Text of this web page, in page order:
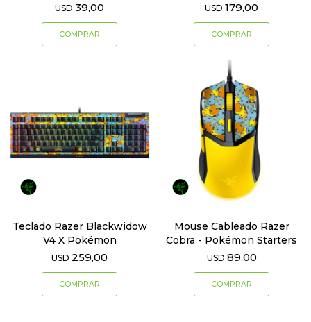
USD 39,00 USD 179,00
Teclado Razer Blackwidow
V4 X Pokémon
USD 259,00
Mouse Cableado Razer
Cobra - Pokémon Starters
USD 89,00